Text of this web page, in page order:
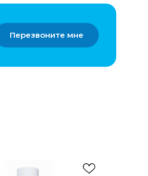
Перезвоните мне